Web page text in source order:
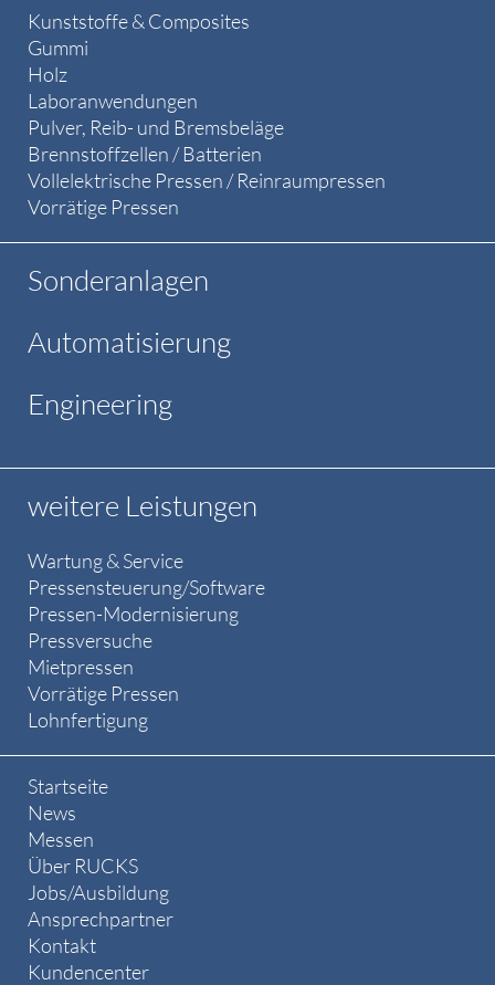
Kunststoffe & Composites
Gummi
Holz
Laboranwendungen
Pulver, Reib- und Bremsbeläge
Brennstoffzellen / Batterien
Vollelektrische Pressen / Reinraumpressen
Vorrätige Pressen
Sonderanlagen
Automatisierung
Engineering
weitere Leistungen
Wartung & Service
Pressensteuerung/Software
Pressen-Modernisierung
Pressversuche
Mietpressen
Vorrätige Pressen
Lohnfertigung
Startseite
News
Messen
Über RUCKS
Jobs/Ausbildung
Ansprechpartner
Kontakt
Kundencenter